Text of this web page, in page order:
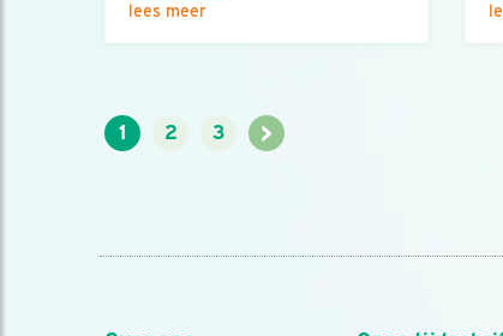
lees meer
1 2 3 >